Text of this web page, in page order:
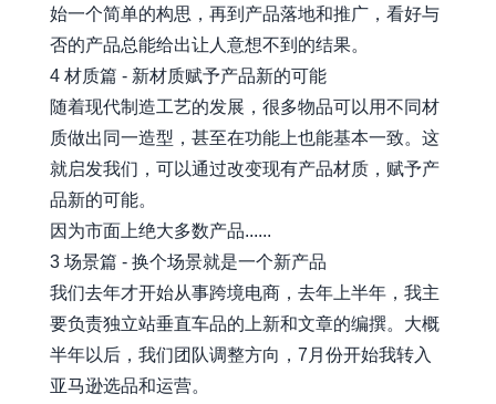
始一个简单的构思，再到产品落地和推广，看好与
否的产品总能给出让人意想不到的结果。
4 材质篇 - 新材质赋予产品新的可能
随着现代制造工艺的发展，很多物品可以用不同材
质做出同一造型，甚至在功能上也能基本一致。这
就启发我们，可以通过改变现有产品材质，赋予产
品新的可能。
因为市面上绝大多数产品......
3 场景篇 - 换个场景就是一个新产品
我们去年才开始从事跨境电商，去年上半年，我主
要负责独立站垂直车品的上新和文章的编撰。大概
半年以后，我们团队调整方向，7月份开始我转入
亚马逊选品和运营。